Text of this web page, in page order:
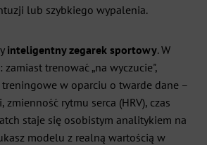
lub szybkiego wypalenia.
inteligentny zegarek sportowy. W
trenować „na wyczucie",
w oparciu o twarde dane –
rytmu serca (HRV), czas
staje się osobistym analitykiem na
modelu z realną wartością w